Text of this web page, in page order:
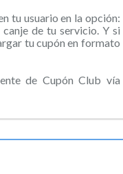
tu usuario en la opción:
de tu servicio. Y si
tu cupón en formato
de Cupón Club vía